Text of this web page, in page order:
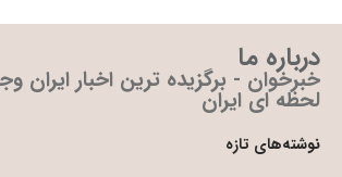
درباره ما
خبرخوان - برگزیده ترین اخبار ایران
لحظه ای ایران
نوشته‌های تازه